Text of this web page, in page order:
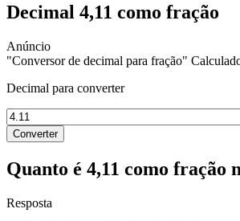
Decimal 4,11 como fração
"Conversor de decimal para fração"
Decimal para converter
Converter
Quanto é 4,11 como fração
Resposta